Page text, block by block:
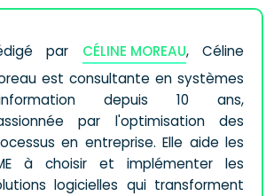
par CÉLINE MOREAU, Céline
est consultante en systèmes
depuis 10 ans,
par l'optimisation des
en entreprise. Elle aide les
à choisir et implémenter les
logicielles qui transforment